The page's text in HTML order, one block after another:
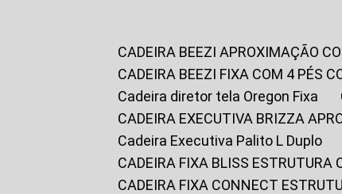
CADEIRA BEEZI APROXIMAÇÃO
CADEIRA BEEZI FIXA COM 4 PÉS
Cadeira diretor tela Oregon Fixa
CADEIRA EXECUTIVA BRIZZA
Cadeira Executiva Palito L Duplo
CADEIRA FIXA BLISS ESTRUTURA
CADEIRA FIXA CONNECT